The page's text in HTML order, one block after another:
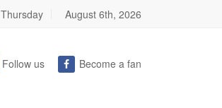
Thursday August 6th, 2026
Follow us Become a fan